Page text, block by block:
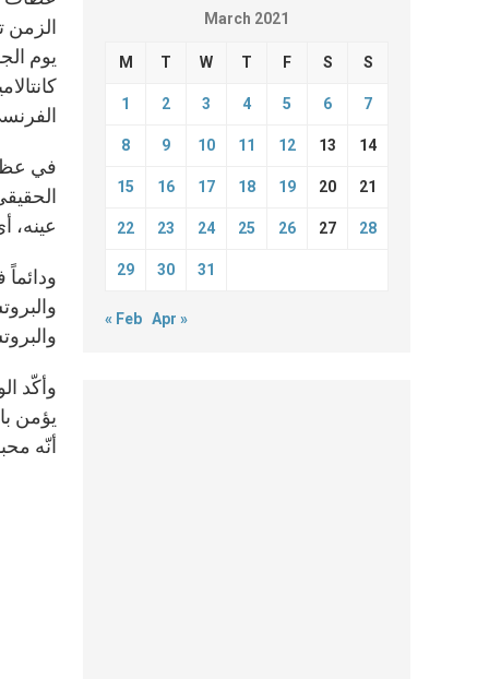
عينه،
وأكّد
يؤمن
أنّه
March 2021
M T W T F S S
1 2 3 4 5 6 7
8 9 10 11 12 13 14
15 16 17 18 19 20 21
22 23 24 25 26 27 28
29 30 31
« Feb Apr »